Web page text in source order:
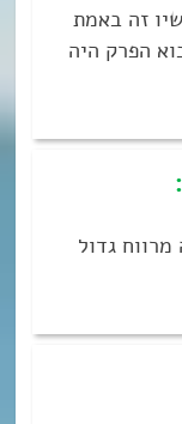
זה באמת
הפרק היה
גדול